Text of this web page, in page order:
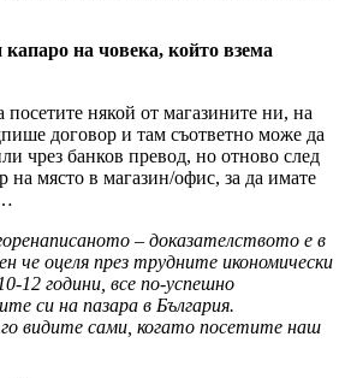
на човека, който взема
някой от магазините ни, на
договор и там съответно може да
чрез банков превод, но отново след
на място в магазин/офис, за да имате
– доказателството е в
че оцеля през трудните икономически
12 години, все по-успешно
си на пазара в България.
видите сами, когато посетите наш